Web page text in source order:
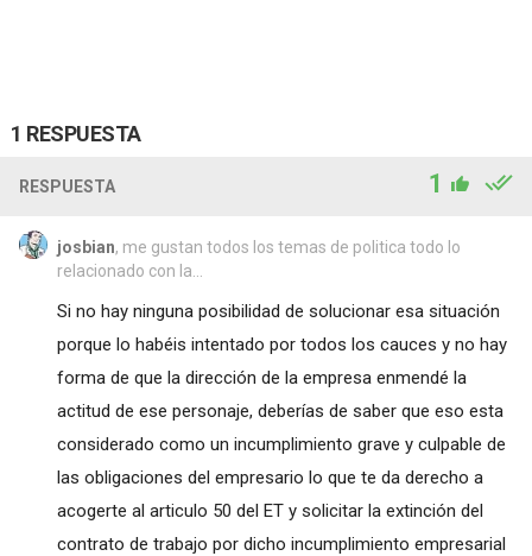
1 RESPUESTA
RESPUESTA 1
josbian, me gustan todos los temas de politica todo lo
relacionado con la...
Si no hay ninguna posibilidad de solucionar esa situación
porque lo habéis intentado por todos los cauces y no hay
forma de que la dirección de la empresa enmendé la
actitud de ese personaje, deberías de saber que eso esta
considerado como un incumplimiento grave y culpable de
las obligaciones del empresario lo que te da derecho a
acogerte al articulo 50 del ET y solicitar la extinción del
contrato de trabajo por dicho incumplimiento empresarial